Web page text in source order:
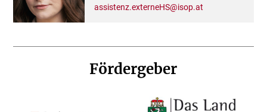
assistenz.externeHS@isop.at
Fördergeber